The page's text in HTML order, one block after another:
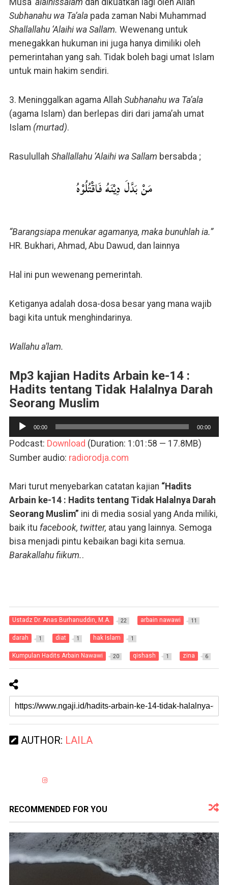
Musa ‘alaihissalam dan dikuatkan lagi oleh Allah
Subhanahu wa Ta’alapada zaman Nabi Muhammad
Shallallahu ‘Alaihi wa Sallam. Wewenang untuk
menegakkan hukuman ini juga hanya dimiliki oleh
pemerintahan yang sah. Tidak boleh bagi umat Islam
untuk main hakim sendiri.
3. Meninggalkan agama Allah Subhanahu wa Ta’ala
(agama Islam) dan berlepas diri dari jama’ah umat
Islam (murtad).
Rasulullah Shallallahu ‘Alaihi wa Sallam bersabda ;
مَنْ بَدَّلَ دِيْنَهُ فَاقْتُلُوْهُ
“Barangsiapa menukar agamanya, maka bunuhlah ia.”
HR. Bukhari, Ahmad, Abu Dawud, dan lainnya
Hal ini pun wewenang pemerintah.
Ketiganya adalah dosa-dosa besar yang mana wajib
bagi kita untuk menghindarinya.
Wallahu a’lam.
Mp3 kajian Hadits Arbain ke-14 :
Hadits tentang Tidak Halalnya Darah
Seorang Muslim
Pemutar
Audio
00:00 00:00
Podcast: Download (Duration: 1:01:58 — 17.8MB)
Sumber audio: radiorodja.com
Mari turut menyebarkan catatan kajian “Hadits
Arbain ke-14 : Hadits tentang Tidak Halalnya Darah
Seorang Muslim” ini di media sosial yang Anda miliki,
baik itu facebook, twitter, atau yang lainnya. Semoga
bisa menjadi pintu kebaikan bagi kita semua.
Barakallahu fiikum..
Ustadz Dr. Anas Burhanuddin, M.A. 22 arbain nawawi 11
darah 1 diat 1 hak Islam 1
Kumpulan Hadits Arbain Nawawi 20 qishash 1 zina 6
AUTHOR: LAILA
RECOMMENDED FOR YOU